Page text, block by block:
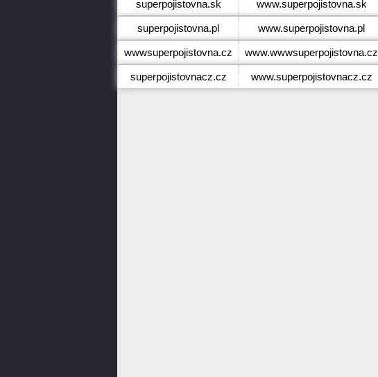
superpojistovna.sk www.superpojistovna.sk
superpojistovna.pl www.superpojistovna.pl
wwwsuperpojistovna.cz www.wwwsuperpojistovna.cz
superpojistovnacz.cz www.superpojistovnacz.cz